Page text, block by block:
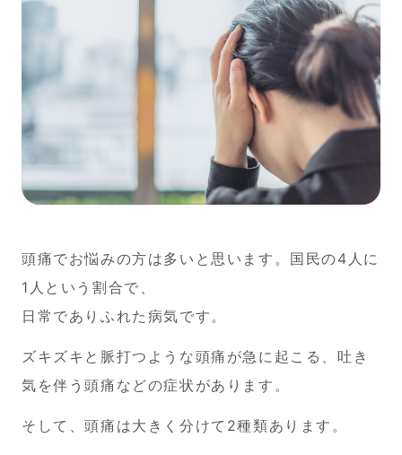
頭痛でお悩みの方は多いと思います。国民の4人に
1人という割合で、
日常でありふれた病気です。
ズキズキと脈打つような頭痛が急に起こる、吐き
気を伴う頭痛などの症状があります。
そして、頭痛は大きく分けて2種類あります。